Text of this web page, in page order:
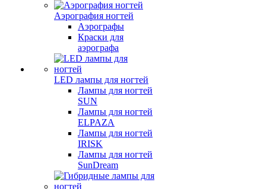
Аэрография ногтей
Аэрографы
Краски для
аэрографа
LED лампы для ногтей
Лампы для ногтей
SUN
Лампы для ногтей
ELPAZA
Лампы для ногтей
IRISK
Лампы для ногтей
SunDream